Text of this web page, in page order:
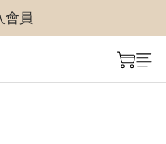
會員
會員